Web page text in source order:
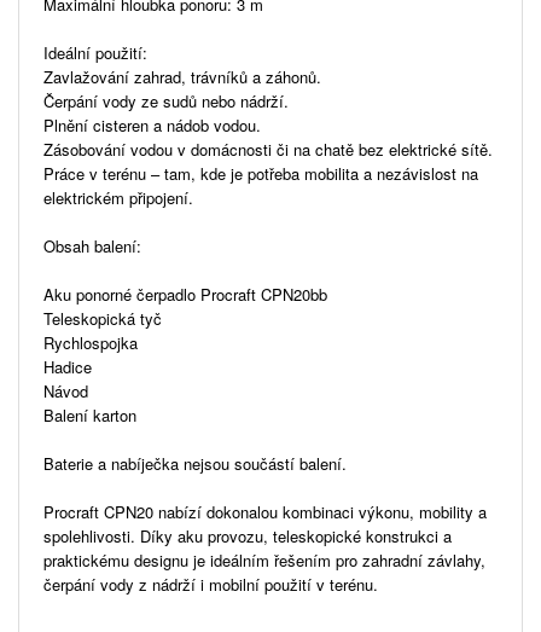
Ideální použití:
Zavlažování zahrad, trávníků a záhonů.
Čerpání vody ze sudů nebo nádrží.
Plnění cisteren a nádob vodou.
Zásobování vodou v domácnosti či na chatě bez elektrické sítě.
Práce v terénu – tam, kde je potřeba mobilita a nezávislost na
elektrickém připojení.
Obsah balení:
Aku ponorné čerpadlo Procraft CPN20bb
Teleskopická tyč
Rychlospojka
Hadice
Návod
Balení karton
Baterie a nabíječka nejsou součástí balení.
Procraft CPN20 nabízí dokonalou kombinaci výkonu, mobility a
spolehlivosti. Díky aku provozu, teleskopické konstrukci a
praktickému designu je ideálním řešením pro zahradní závlahy,
čerpání vody z nádrží i mobilní použití v terénu.